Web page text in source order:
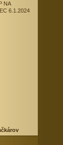
NA
6.1.2024